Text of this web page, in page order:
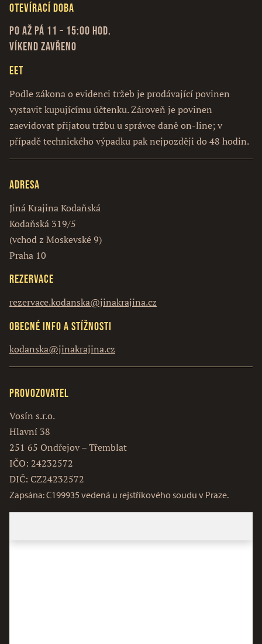
Otevírací doba
Po až Pá 11 – 15:00 hod.
Víkend zavřeno
EET
Podle zákona o evidenci tržeb je prodávající povinen
vystavit kupujícímu účtenku. Zároveň je povinen
zaevidovat přijatou tržbu u správce daně on-line; v
případě technického výpadku pak nejpozději do 48 hodin.
Adresa
Jiná Krajina Kodaňská
Kodaňská 319/5
(vchod z Moskevské 9)
Praha 10
Rezervace
rezervace.kodanska@jinakrajina.cz
Obecné info a stížnosti
kodanska@jinakrajina.cz
Provozovatel
Vosín s.r.o.
Hlavní 38
251 65 Ondřejov – Třemblat
IČO: 24232572
DIČ: CZ24232572
Zapsána: C199935 vedená u rejstříkového soudu v Praze.